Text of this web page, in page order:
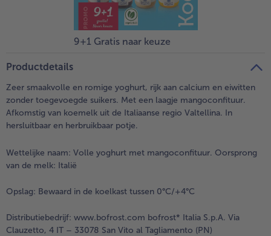
9+1 Gratis naar keuze
Productdetails
Zeer smaakvolle en romige yoghurt, rijk aan calcium en eiwitten
zonder toegevoegde suikers. Met een laagje mangoconfituur.
Afkomstig van koemelk uit de Italiaanse regio Valtellina. In
hersluitbaar en herbruikbaar potje.
Wettelijke naam: Volle yoghurt met mangoconfituur. Oorsprong
van de melk: Italië
Opslag: Bewaard in de koelkast tussen 0°C/+4°C
Distributiebedrijf: www.bofrost.com bofrost* Italia S.p.A. Via
Clauzetto, 4 IT – 33078 San Vito al Tagliamento (PN)